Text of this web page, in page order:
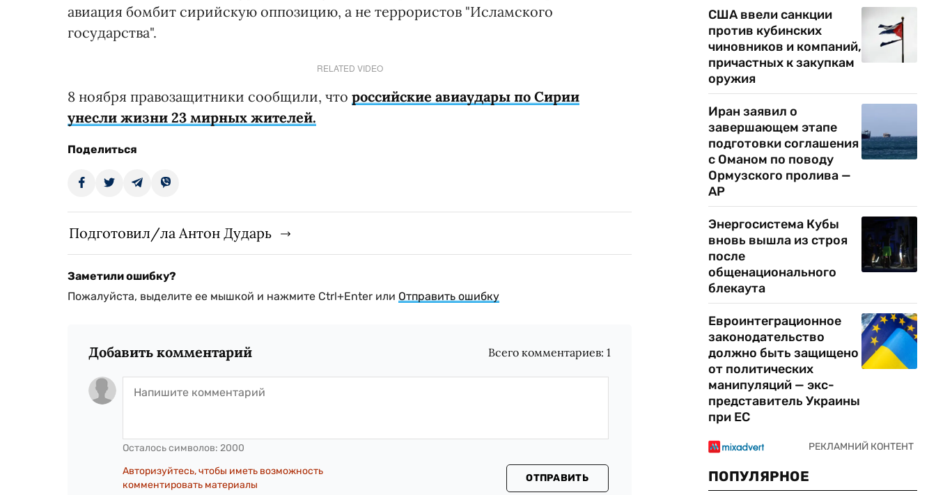
авиация бомбит сирийскую оппозицию, а не террористов "Исламского
государства".
RELATED VIDEO
8 ноября правозащитники сообщили, что российские авиаудары по Сирии
унесли жизни 23 мирных жителей.
Поделиться
Подготовил/ла Антон Дударь
Заметили ошибку?
Пожалуйста, выделите ее мышкой и нажмите Ctrl+Enter или Отправить ошибку
Добавить комментарий Всего комментариев:1
Осталось символов: 2000
Авторизуйтесь, чтобы иметь возможность
комментировать материалы
ОТПРАВИТЬ
США ввели санкции
против кубинских
чиновников и компаний,
причастных к закупкам
оружия
Иран заявил о
завершающем этапе
подготовки соглашения
с Оманом по поводу
Ормузского пролива —
AP
Энергосистема Кубы
вновь вышла из строя
после
общенационального
блекаута
Евроинтеграционное
законодательство
должно быть защищено
от политических
манипуляций — экс-
представитель Украины
при ЕС
ПОПУЛЯРНОЕ